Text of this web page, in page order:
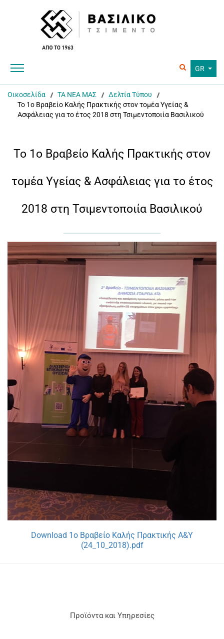
GR
Οικοσελίδα ΤΑ ΝΕΑ ΜΑΣ
Δελτία Τύπου
Το 1ο Βραβείο Καλής Πρακτικής στον τομέα Υγείας &
Ασφάλειας για το έτος 2018 στη Τσιμεντοποιία Βασιλικού
Το 1ο Βραβείο Καλής Πρακτικής στον
τομέα Υγείας & Ασφάλειας για το έτος
2018 στη Τσιμεντοποιία Βασιλικού
Download 1ο Βραβείο Καλής Πρακτικής Α&Υ
(24_10_2018).pdf
Προϊόντα και Υπηρεσίες